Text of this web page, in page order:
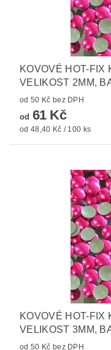
KOVOVÉ HOT-FIX
VELIKOST 2MM,
od 50 Kč bez DPH
od 61 Kč
od 48,40 Kč / 100 ks
KOVOVÉ HOT-FIX
VELIKOST 3MM,
od 50 Kč bez DPH